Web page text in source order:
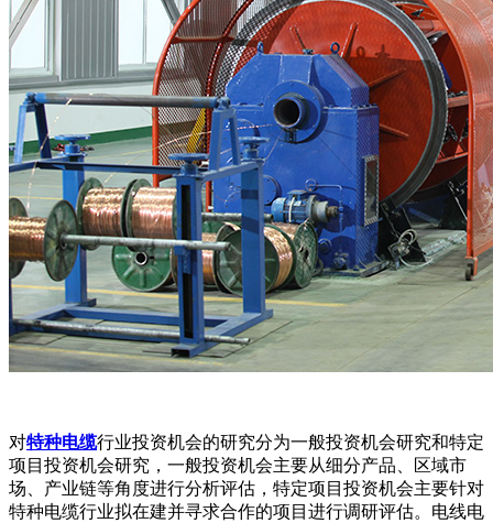
对特种电缆行业投资机会的研究分为一般投资机会研究和特定
项目投资机会研究，一般投资机会主要从细分产品、区域市
场、产业链等角度进行分析评估，特定项目投资机会主要针对
特种电缆行业拟在建并寻求合作的项目进行调研评估。电线电